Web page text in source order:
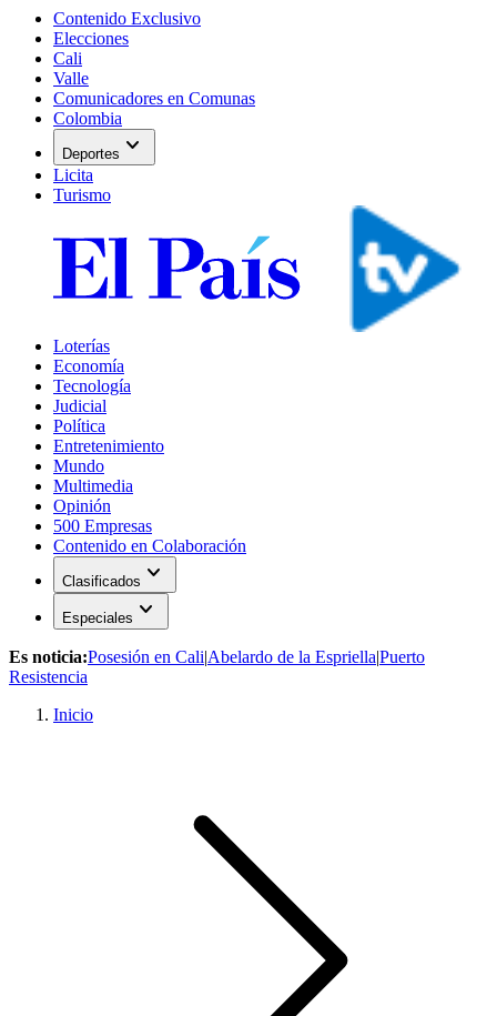
Contenido Exclusivo
Elecciones
Cali
Valle
Comunicadores en Comunas
Colombia
Deportes expand_more
Licita
Turismo
Loterías
Economía
Tecnología
Judicial
Política
Entretenimiento
Mundo
Multimedia
Opinión
500 Empresas
Contenido en Colaboración
Clasificados expand_more
Especiales expand_more
Es noticia:Posesión en Cali|Abelardo de la Espriella|Puerto
Resistencia
Inicio